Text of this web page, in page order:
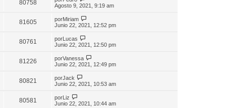
80758
Agosto 9, 2021, 9:19 am
81605 porMiriam
Junio 22, 2021, 12:52 pm
80761 porLucas
Junio 22, 2021, 12:50 pm
81226 porVanessa
Junio 22, 2021, 12:49 pm
80821 porJack
Junio 22, 2021, 10:53 am
80581 porLiz
Junio 22, 2021, 10:44 am